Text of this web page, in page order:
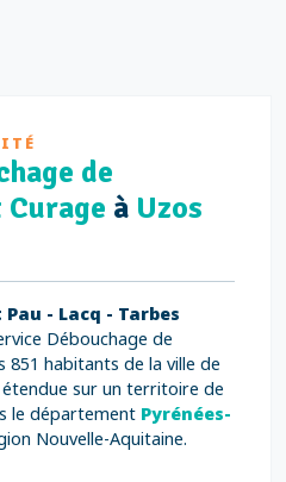
de
à Uzos
- Lacq - Tarbes
Débouchage de
851 habitants de la ville de
étendue sur un territoire de
le département Pyrénées-
Nouvelle-Aquitaine.